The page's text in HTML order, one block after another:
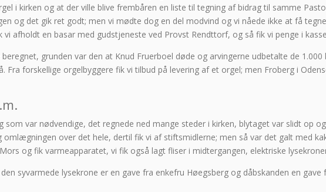
i kirken og at der ville blive frembåren en liste til tegning af bidrag til samme
og det gik ret godt; men vi mødte dog en del modvind og vi nåede ikke at få
afholdt en basar med gudstjeneste ved Provst Rendttorf, og så fik vi penge i
grunden var den at Knud Fruerboel døde og arvingerne udbetalte de
Fra forskellige orgelbyggere fik vi tilbud på levering af et orgel; men Froberg i
som var nødvendige, det regnede ned mange steder i kirken, blytaget var slidt op
over det hele, dertil fik vi af stiftsmidlerne; men så var det galt med
og fik varmeapparatet, vi fik også lagt fliser i midtergangen, elektriske
syvarmede lysekrone er en gave fra enkefru Høegsberg og dåbskanden en